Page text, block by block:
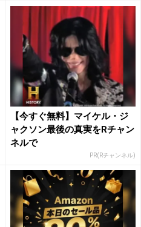
【今すぐ無料】マイケル・ジ
ャクソン最後の真実をRチャン
ネルで
PR(Rチャンネル)